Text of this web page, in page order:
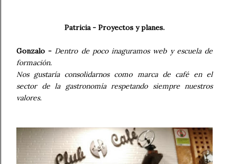
Patricia - Proyectos y planes.
Gonzalo - Dentro de poco inaguramos web y escuela de
formación.
Nos gustaría consolidarnos como marca de café en el
sector de la gastronomía respetando siempre nuestros
valores.